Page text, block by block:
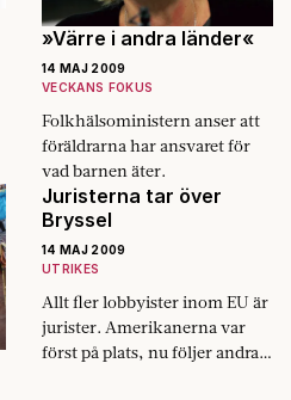
»Värre i andra länder«
14 MAJ 2009
VECKANS FOKUS
Folkhälsoministern anser att
föräldrarna har ansvaret för
vad barnen äter.
Juristerna tar över
Bryssel
14 MAJ 2009
UTRIKES
Allt fler lobbyister inom EU är
jurister. Amerikanerna var
först på plats, nu följer andra